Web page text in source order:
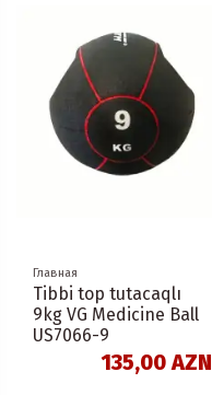
Главная
Tibbi top tutacaqlı
9kg VG Medicine Ball
US7066-9
135,00 AZN